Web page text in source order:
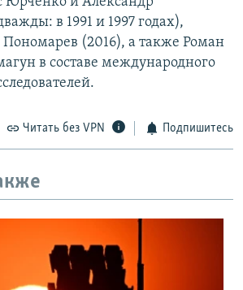
в 1991 и 1997 годах),
Пономарев (2016), а также Роман
в составе международного
Читать без VPN Подпишитесь